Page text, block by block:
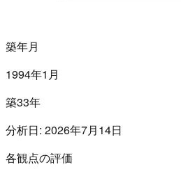
築年月
1994年1月
築33年
分析日: 2026年7月14日
各観点の評価